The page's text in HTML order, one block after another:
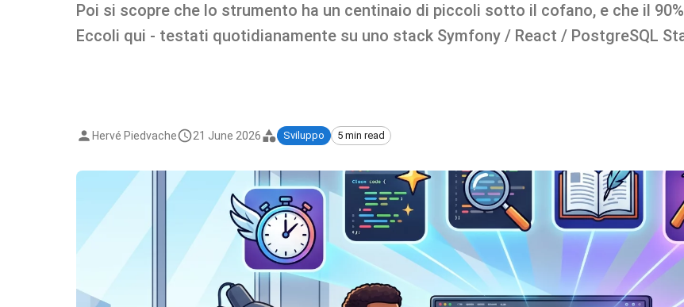
Poi si scopre che lo strumento ha un centinaio di piccoli sotto il cofano, e che il
Eccoli qui - testati quotidianamente su uno stack Symfony / React / PostgreSQL
Hervé Piedvache 21 June 2026 Sviluppo 5 min read